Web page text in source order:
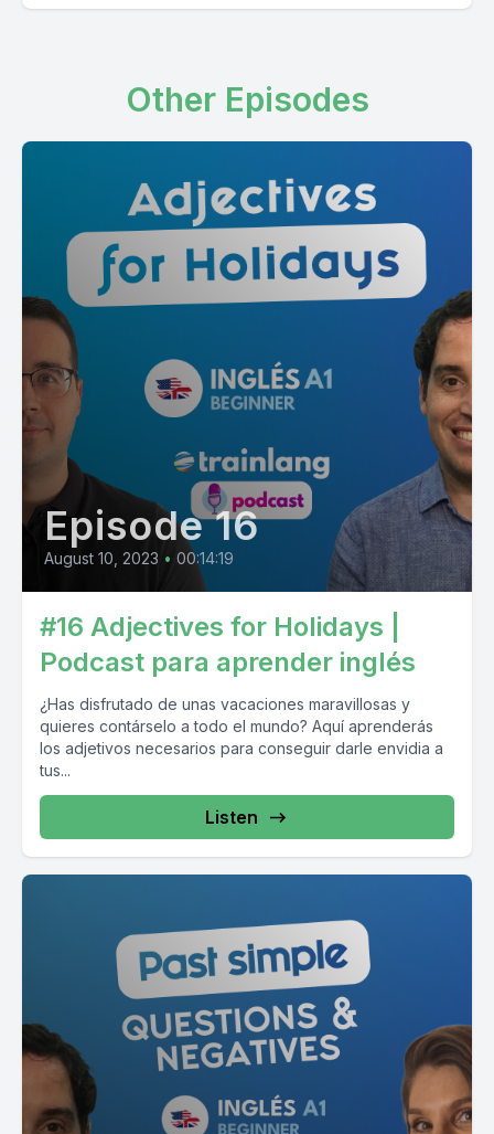
Other Episodes
Episode 16
August 10, 2023 • 00:14:19
#16 Adjectives for Holidays |
Podcast para aprender inglés
¿Has disfrutado de unas vacaciones maravillosas y
quieres contárselo a todo el mundo? Aquí aprenderás
los adjetivos necesarios para conseguir darle envidia a
tus...
Listen